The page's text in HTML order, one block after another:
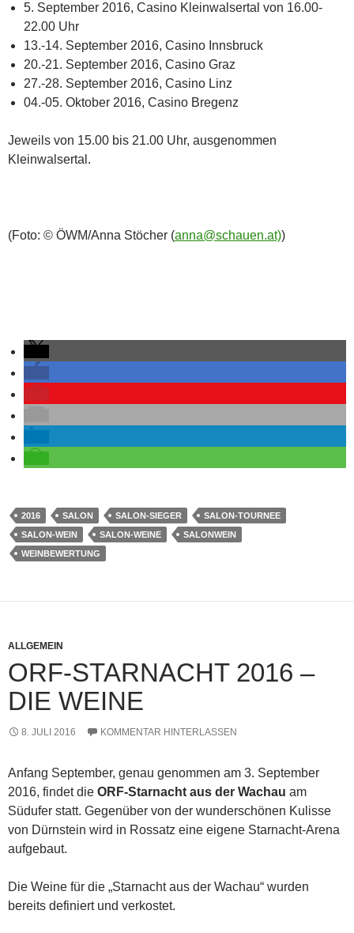
5. September 2016, Casino Kleinwalsertal von 16.00-
22.00 Uhr
13.-14. September 2016, Casino Innsbruck
20.-21. September 2016, Casino Graz
27.-28. September 2016, Casino Linz
04.-05. Oktober 2016, Casino Bregenz
Jeweils von 15.00 bis 21.00 Uhr, ausgenommen
Kleinwalsertal.
(Foto: © ÖWM/Anna Stöcher (anna@schauen.at))
2016 SALON SALON-SIEGER
SALON-TOURNEE
SALON-WEIN
SALON-WEINE
SALONWEIN
WEINBEWERTUNG
ALLGEMEIN
ORF-STARNACHT 2016 –
DIE WEINE
8. JULI 2016 KOMMENTAR HINTERLASSEN
Anfang September, genau genommen am 3. September
2016, findet die ORF-Starnacht aus der Wachau am
Südufer statt. Gegenüber von der wunderschönen Kulisse
von Dürnstein wird in Rossatz eine eigene Starnacht-Arena
aufgebaut.
Die Weine für die „Starnacht aus der Wachau“ wurden
bereits definiert und verkostet.